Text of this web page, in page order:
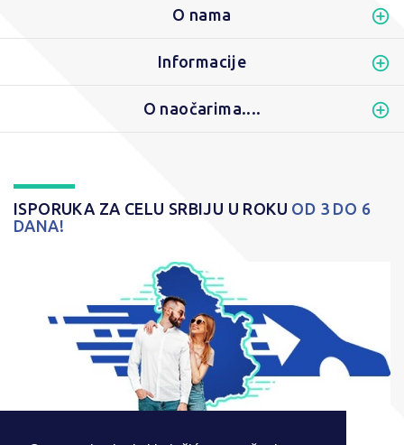
O nama
Informacije
O naočarima....
ISPORUKA ZA CELU SRBIJU U ROKU OD 3 DO 6
DANA!